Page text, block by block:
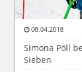
08.04.2018
Simona Pöll
Sieben